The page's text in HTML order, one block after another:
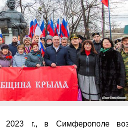
2023 г., в Симферополе